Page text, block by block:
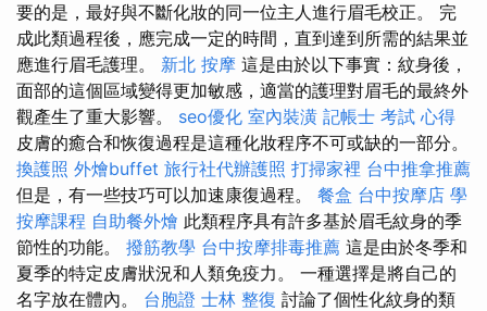
要的是，最好與不斷化妝的同一位主人進行眉毛校正。 完
成此類過程後，應完成一定的時間，直到達到所需的結果並
應進行眉毛護理。 新北 按摩 這是由於以下事實：紋身後，
面部的這個區域變得更加敏感，適當的護理對眉毛的最終外
觀產生了重大影響。 seo優化 室內裝潢 記帳士 考試 心得
皮膚的癒合和恢復過程是這種化妝程序不可或缺的一部分。
換護照 外燴buffet 旅行社代辦護照 打掃家裡 台中推拿推薦
但是，有一些技巧可以加速康復過程。 餐盒 台中按摩店 學
按摩課程 自助餐外燴 此類程序具有許多基於眉毛紋身的季
節性的功能。 撥筋教學 台中按摩排毒推薦 這是由於冬季和
夏季的特定皮膚狀況和人類免疫力。 一種選擇是將自己的
名字放在體內。 台胞證 士林 整復 討論了個性化紋身的類